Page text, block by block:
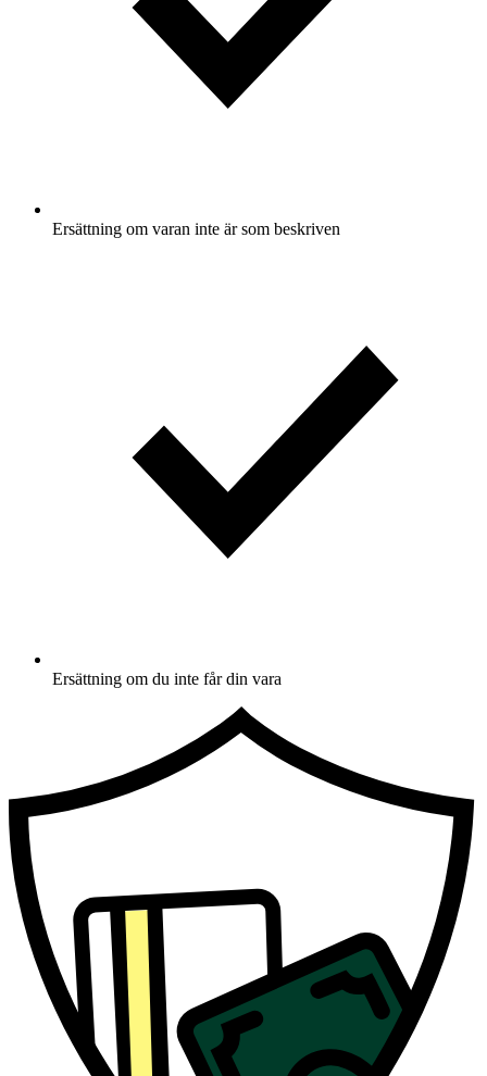
Ersättning om varan inte är som beskriven
Ersättning om du inte får din vara